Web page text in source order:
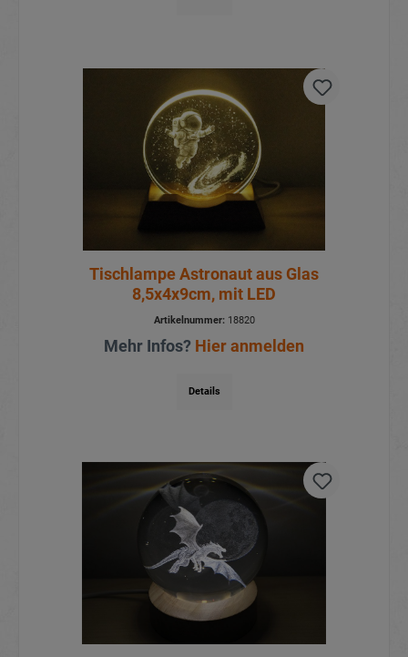
Tischlampe Astronaut aus Glas
8,5x4x9cm, mit LED
Artikelnummer:18820
Mehr Infos? Hier anmelden
Details